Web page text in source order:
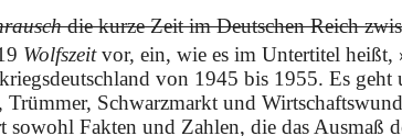
die kur­ze Zeit im Deut­schen Reich
Wolfs­zeitvor, ein, wie es im Un­ter­ti­tel heißt,
von 1945 bis 1955. Es
Schwarz­markt und
so­wohl Fak­ten und Zah­len, die das Aus­maß